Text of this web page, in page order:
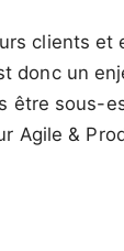
clients
un
être sous-
Agile &